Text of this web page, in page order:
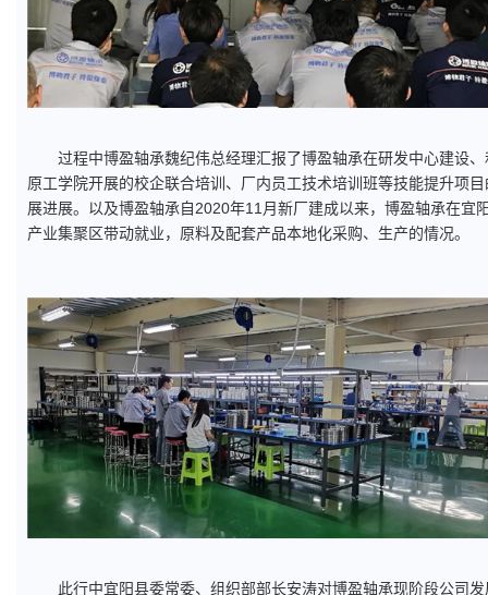
过程中博盈轴承魏纪伟总经理汇报了博盈轴承在研发中心建设、
原工学院开展的校企联合培训、厂内员工技术培训班等技能提升项目
展进展。以及博盈轴承自2020年11月新厂建成以来，博盈轴承在宜
产业集聚区带动就业，原料及配套产品本地化采购、生产的情况。
此行中宜阳县委常委、组织部部长安涛对博盈轴承现阶段公司发